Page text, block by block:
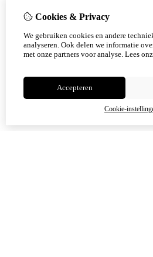
Cookies & Privacy
We gebruiken cookies en andere
analyseren. Ook delen we informatie
met onze partners voor analyse. Lees
Accepteren
Cookie-
Vanaf 17 augustus zijn alle
Scherpenisse) weer geopend.